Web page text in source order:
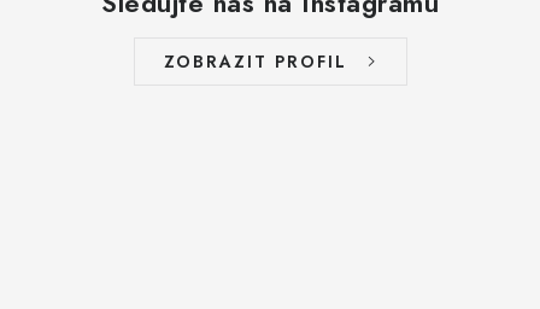
ZOBRAZIT PROFIL